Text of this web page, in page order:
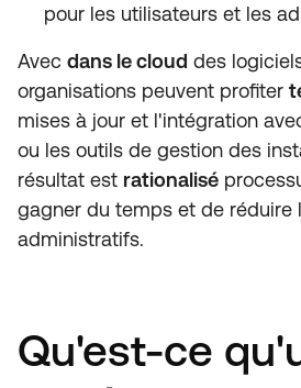
pour les utilisateurs et les
Avec dans le cloud des
organisations peuvent profiter
mises à jour et l'intégration
ou les outils de gestion des
résultat est rationalisé
gagner du temps et de réduire
administratifs.
Qu'est-ce